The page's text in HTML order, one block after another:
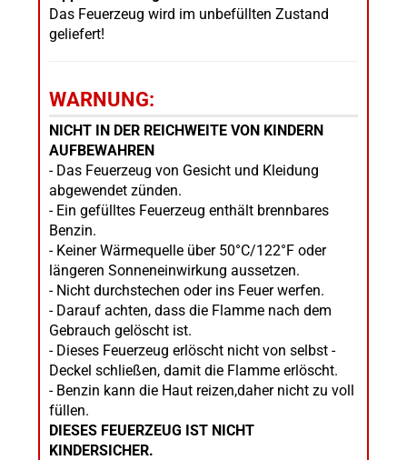
Das Feuerzeug wird im unbefüllten Zustand
geliefert!
WARNUNG:
NICHT IN DER REICHWEITE VON KINDERN
AUFBEWAHREN
- Das Feuerzeug von Gesicht und Kleidung
abgewendet zünden.
- Ein gefülltes Feuerzeug enthält brennbares
Benzin.
- Keiner Wärmequelle über 50°C/122°F oder
längeren Sonneneinwirkung aussetzen.
- Nicht durchstechen oder ins Feuer werfen.
- Darauf achten, dass die Flamme nach dem
Gebrauch gelöscht ist.
- Dieses Feuerzeug erlöscht nicht von selbst -
Deckel schließen, damit die Flamme erlöscht.
- Benzin kann die Haut reizen,daher nicht zu voll
füllen.
DIESES FEUERZEUG IST NICHT
KINDERSICHER.